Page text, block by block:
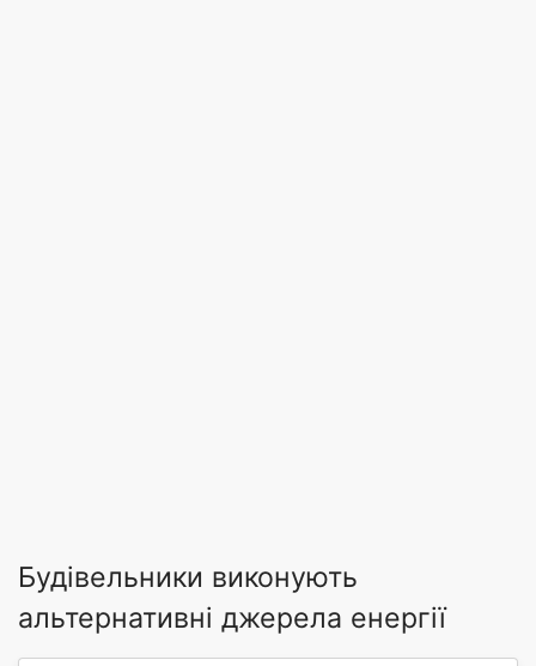
Будівельники виконують
альтернативні джерела енергії